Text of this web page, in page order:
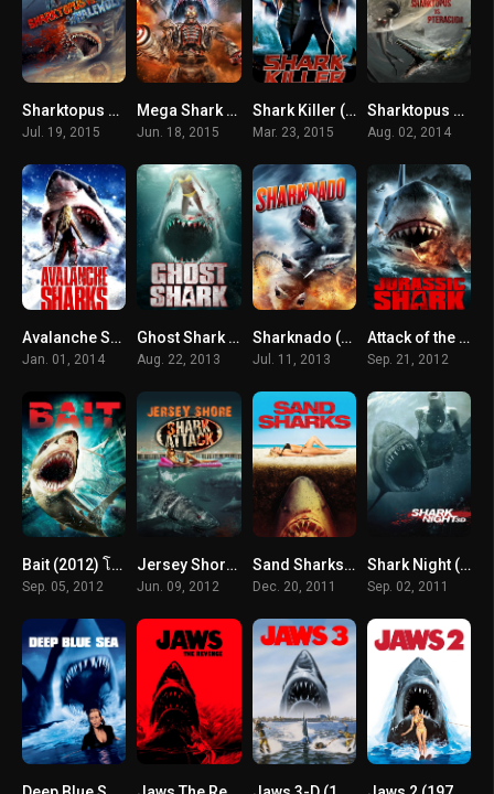
Sharktopus vs. Whalewolf (2015) ชาร์กโทปุส ปะทะ เวลวูล์ฟ สงครามอสูรใต้ทะเล
Jul. 19, 2015
Mega Shark Vs. Kolossus (2015) ฉลามยักษ์ปะทะหุ่นพิฆาตล้างโลก
Jun. 18, 2015
Shark Killer (2015) ล่าโคตรเพชร ฉลามเพชฌฆาต
Mar. 23, 2015
Sharktopus VS Pteracuda (2014) สงครามสัตว์ประหลาดใต้สมุทร
Aug. 02, 2014
Avalanche Sharks (2014) ฉลามหิมะล้านปี
Jan. 01, 2014
Ghost Shark (2013) ฉลามปีศาจ
Aug. 22, 2013
Sharknado (2013) ฝูงฉลามทอร์นาโด
Jul. 11, 2013
Attack of the Jurassic Shark (2012) เกาะฉลามหฤโหด
Sep. 21, 2012
Bait (2012) โคตรฉลามคลั่ง
Sep. 05, 2012
Jersey Shore Shark Attack (2012) ฉลามคลั่งทะเลเลือด
Jun. 09, 2012
Sand Sharks (2012) ฉลามล้านปีพันธุ์สะเทิ้นบก
Dec. 20, 2011
Shark Night (2011) ฉลามดุ
Sep. 02, 2011